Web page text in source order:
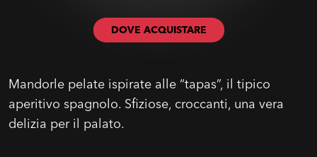
Mandorle pelate ispirate alle “tapas”, il tipico
aperitivo spagnolo. Sfiziose, croccanti, una vera
delizia per il palato.
DOVE ACQUISTARE